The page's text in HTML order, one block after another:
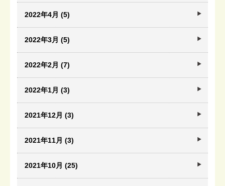
2022年4月 (5)
2022年3月 (5)
2022年2月 (7)
2022年1月 (3)
2021年12月 (3)
2021年11月 (3)
2021年10月 (25)